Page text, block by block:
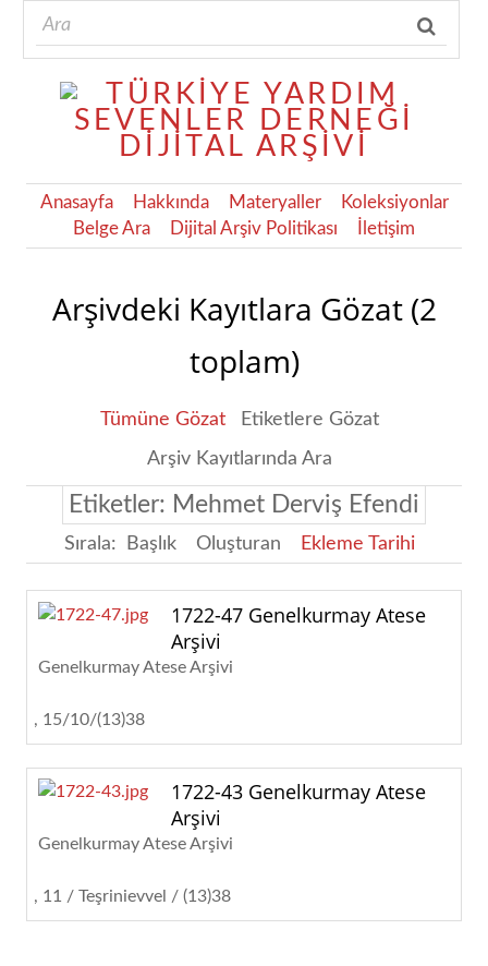
Anasayfa Hakkında Materyaller
Koleksiyonlar
Belge Ara
Dijital Arşiv Politikası İletişim
Arşivdeki Kayıtlara Gözat (2
toplam)
Tümüne Gözat
Etiketlere Gözat
Arşiv Kayıtlarında Ara
Etiketler: Mehmet Derviş Efendi
Sırala: Başlık Oluşturan Ekleme Tarihi
1722-47 Genelkurmay Atese
Arşivi
Genelkurmay Atese Arşivi
15/10/(13)38
1722-43 Genelkurmay Atese
Arşivi
Genelkurmay Atese Arşivi
11 / Teşrinievvel / (13)38